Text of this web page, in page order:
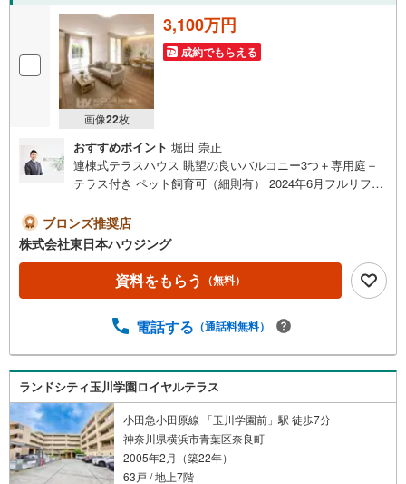
画像22枚
3,100万円
成約でもらえる
おすすめポイント 堀田 崇正
連棟式テラスハウス 眺望の良いバルコニー3つ＋専用庭＋
テラス付き ペット飼育可（細則有） 2024年6月フルリフォ
ウジング～*公式インスタグラム更新中！* ・マイホーム
購入にも役立つ情報満載 ・ルームツアー公開中 ・嬉し
いプレゼントキャンぺーン実施*LINE友だち募集中！* ・
個人情報無しで友達登録 ・ネット掲載よりも早い最速情
報 ・広告掲載ができない販売予定情報等もお届け ・Am
キッズコーナー完備 提携駐車場あり ご来店プレゼントあり
人のつながりを大切に、豊富な情報力と広告力で、お客様
の納得のいくお取引を実現してきました。まずはご相談か
らでもお気軽にお問合せ下さい。
ブロンズ推奨店
株式会社東日本ハウジング
資料をもらう （無料）
電話する （通話料無料）
ランドシティ玉川学園ロイヤルテラス
小田急小田原線 「玉川学園前」駅 徒歩7分
神奈川県横浜市青葉区奈良町
2005年2月（築22年）
63戸 / 地上7階